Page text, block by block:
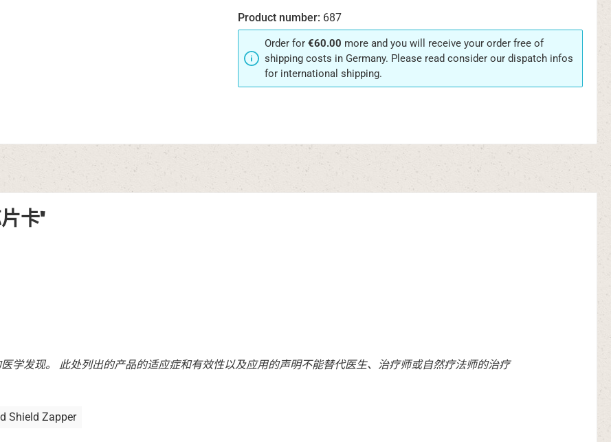
Product number: 687
Order for €60.00 more and you will receive your order free of
shipping costs in Germany. Please read consider our dispatch infos
for international shipping.
卡"
学发现。 此处列出的产品的适应症和有效性以及应用的声明不能替代医生、治疗师或自然疗法师的治疗
Shield Zapper